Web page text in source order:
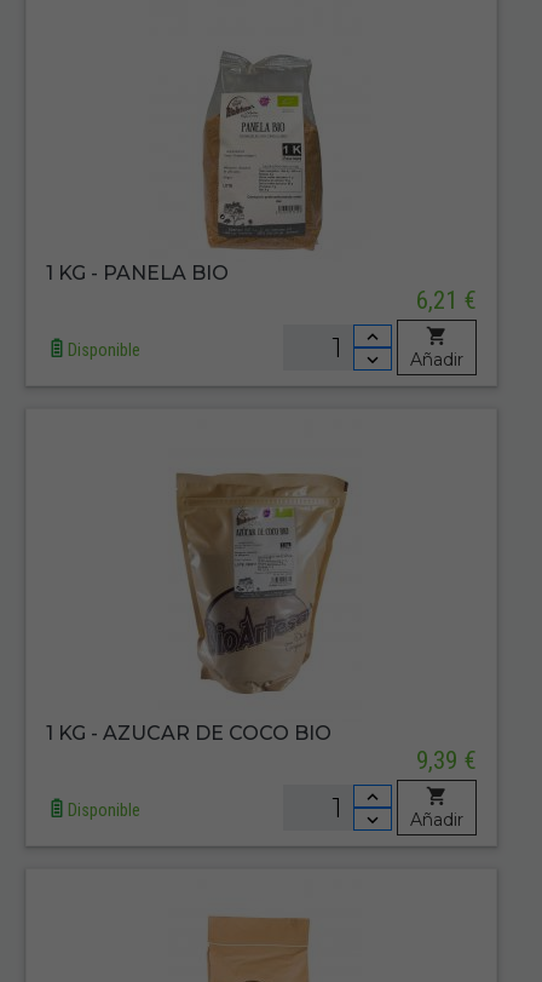
1 KG - PANELA BIO
6,21 €
Disponible Añadir
1 KG - AZUCAR DE COCO BIO
9,39 €
Disponible Añadir